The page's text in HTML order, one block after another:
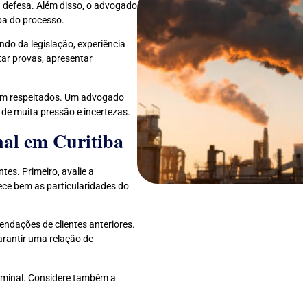
Além disso, o advogado
do processo.
da legislação, experiência
provas, apresentar
respeitados. Um advogado
muita pressão e incertezas.
em Curitiba
Primeiro, avalie a
bem as particularidades do
de clientes anteriores.
uma relação de
Considere também a